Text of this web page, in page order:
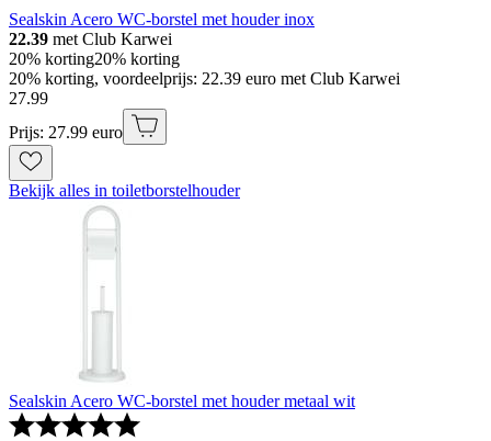
Sealskin Acero WC-borstel met houder inox
22.39 met Club Karwei
20% korting20% korting
20% korting, voordeelprijs: 22.39 euro met Club Karwei
27.99
Prijs: 27.99 euro
Bekijk alles in toiletborstelhouder
Sealskin Acero WC-borstel met houder metaal wit